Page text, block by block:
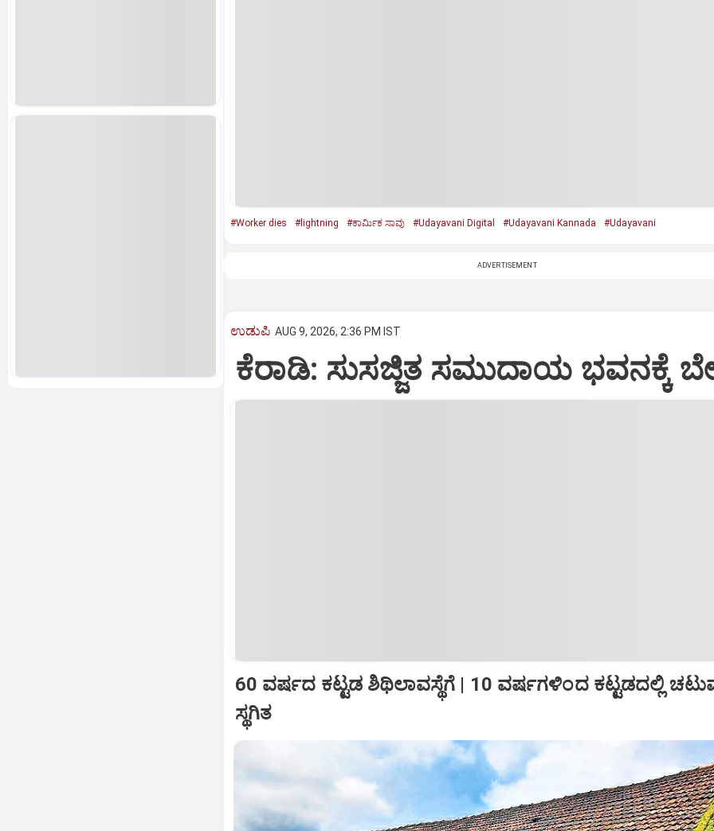
#Worker dies #lightning #ಕಾರ್ಮಿಕ ಸಾವು #Udayavani Digital #Udayavani Kannada #Udayavani
ADVERTISEMENT
ಉಡುಪಿ AUG 9, 2026, 2:36 PM IST
ಕೆರಾಡಿ: ಸುಸಜ್ಜಿತ ಸಮುದಾಯ ಭವನಕ್ಕೆ
60 ವರ್ಷದ ಕಟ್ಟಡ ಶಿಥಿಲಾವಸ್ಥೆಗೆ | 10 ವರ್ಷಗಳಿಂದ ಕಟ್ಟಡದಲ್ಲಿ
ಸ್ಥಗಿತ